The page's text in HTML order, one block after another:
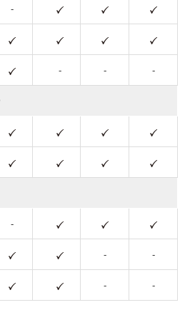
-
- - -
-
- -
- -